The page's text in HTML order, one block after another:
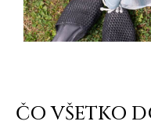
ČO VŠETKO